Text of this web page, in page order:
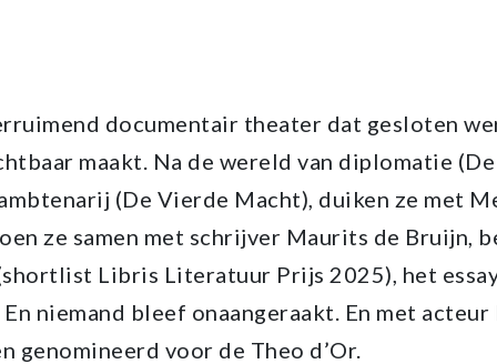
documentair theater dat gesloten
maakt. Na de wereld van diplomatie (De
(De Vierde Macht), duiken ze met
ze samen met schrijver Maurits de Bruijn,
Libris Literatuur Prijs 2025), het
niemand bleef onaangeraakt. En met
genomineerd voor de Theo d’Or.